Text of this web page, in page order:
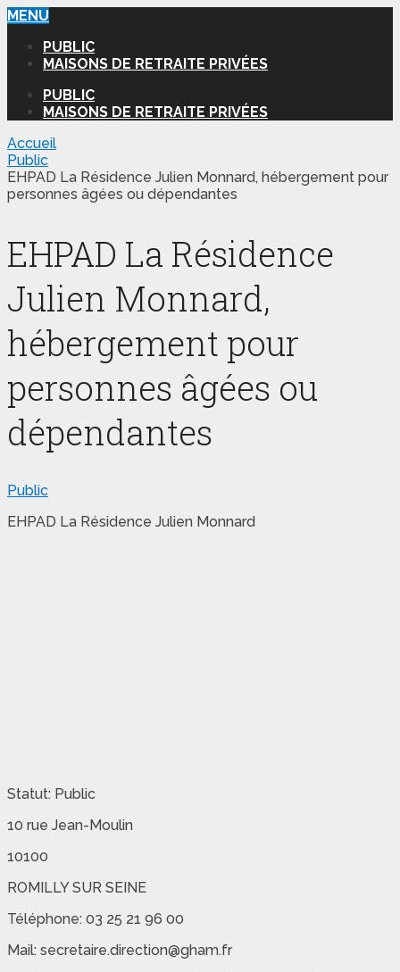
MENU
PUBLIC
MAISONS DE RETRAITE PRIVÉES
PUBLIC
MAISONS DE RETRAITE PRIVÉES
Accueil
Public
EHPAD La Résidence Julien Monnard, hébergement pour
personnes âgées ou dépendantes
EHPAD La Résidence
Julien Monnard,
hébergement pour
personnes âgées ou
dépendantes
Public
EHPAD La Résidence Julien Monnard
Statut: Public
10 rue Jean-Moulin
10100
ROMILLY SUR SEINE
Téléphone: 03 25 21 96 00
Mail: secretaire.direction@gham.fr